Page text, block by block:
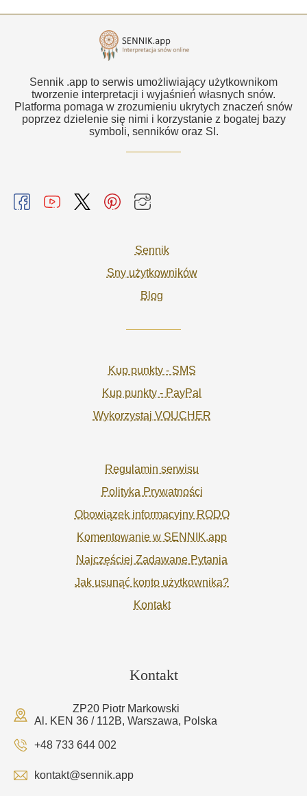
Sennik .app to serwis umożliwiający użytkownikom
tworzenie interpretacji i wyjaśnień własnych snów.
Platforma pomaga w zrozumieniu ukrytych znaczeń snów
poprzez dzielenie się nimi i korzystanie z bogatej bazy
symboli, senników oraz SI.
Sennik
Sny użytkowników
Blog
Kup punkty - SMS
Kup punkty - PayPal
Wykorzystaj VOUCHER
Regulamin serwisu
Polityka Prywatności
Obowiązek informacyjny RODO
Komentowanie w SENNIK.app
Najczęściej Zadawane Pytania
Jak usunąć konto użytkownika?
Kontakt
Kontakt
ZP20 Piotr Markowski
Al. KEN 36 / 112B, Warszawa, Polska
+48 733 644 002
kontakt@sennik.app